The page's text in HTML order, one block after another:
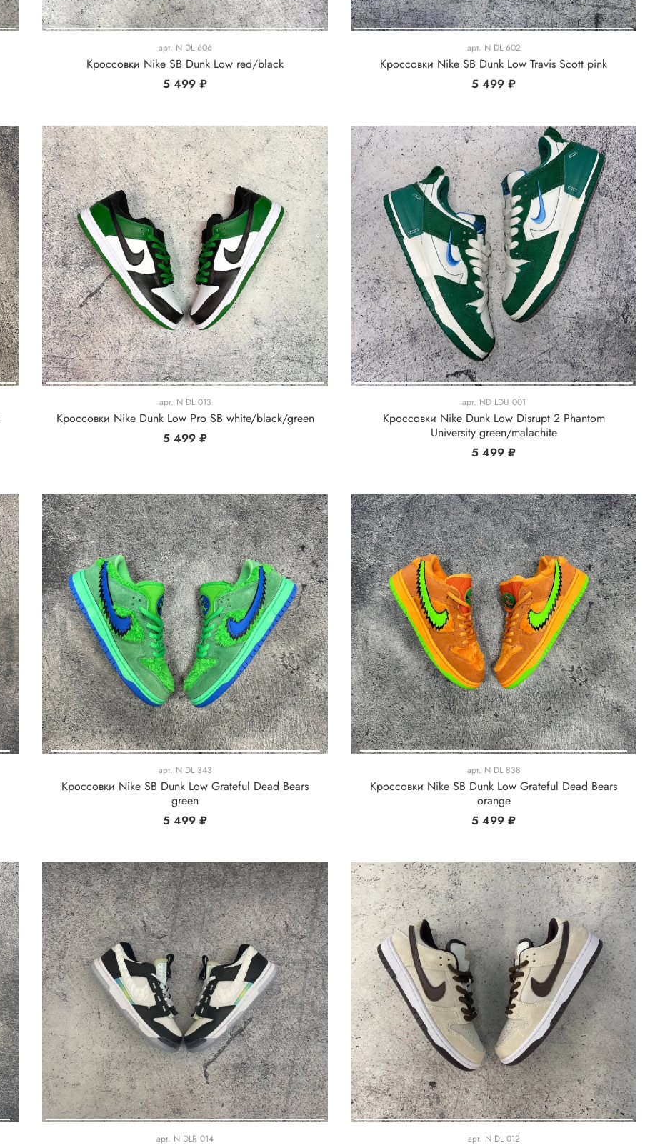
арт. N DL 606
Кроссовки Nike SB Dunk Low red/black
5 499 ₽
арт. N DL 602
Кроссовки Nike SB Dunk Low Travis Scott pink
5 499 ₽
арт. N DL 013
Кроссовки Nike Dunk Low Pro SB white/black/green
5 499 ₽
арт. ND LDU 001
Кроссовки Nike Dunk Low Disrupt 2 Phantom
University green/malachite
5 499 ₽
арт. N DL 343
Кроссовки Nike SB Dunk Low Grateful Dead Bears
green
5 499 ₽
арт. N DL 838
Кроссовки Nike SB Dunk Low Grateful Dead Bears
orange
5 499 ₽
арт. N DLR 014 арт. N DL 012